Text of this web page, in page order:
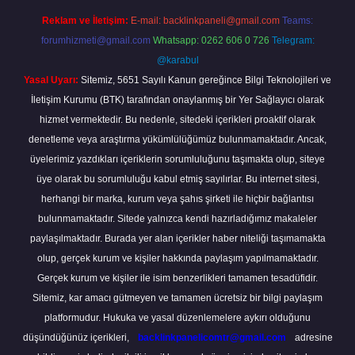
Reklam ve İletişim: E-mail: backlinkpaneli@gmail.com Teams:
forumhizmeti@gmail.com Whatsapp: 0262 606 0 726 Telegram:
@karabul
Yasal Uyarı: Sitemiz, 5651 Sayılı Kanun gereğince Bilgi Teknolojileri ve
İletişim Kurumu (BTK) tarafından onaylanmış bir Yer Sağlayıcı olarak
hizmet vermektedir. Bu nedenle, sitedeki içerikleri proaktif olarak
denetleme veya araştırma yükümlülüğümüz bulunmamaktadır. Ancak,
üyelerimiz yazdıkları içeriklerin sorumluluğunu taşımakta olup, siteye
üye olarak bu sorumluluğu kabul etmiş sayılırlar. Bu internet sitesi,
herhangi bir marka, kurum veya şahıs şirketi ile hiçbir bağlantısı
bulunmamaktadır. Sitede yalnızca kendi hazırladığımız makaleler
paylaşılmaktadır. Burada yer alan içerikler haber niteliği taşımamakta
olup, gerçek kurum ve kişiler hakkında paylaşım yapılmamaktadır.
Gerçek kurum ve kişiler ile isim benzerlikleri tamamen tesadüfidir.
Sitemiz, kar amacı gütmeyen ve tamamen ücretsiz bir bilgi paylaşım
platformudur. Hukuka ve yasal düzenlemelere aykırı olduğunu
düşündüğünüz içerikleri,
backlinkpanelicomtr@gmail.com
adresine